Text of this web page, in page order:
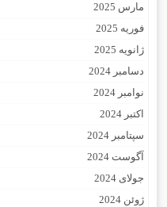
مارس 2025
فوریه 2025
ژانویه 2025
دسامبر 2024
نوامبر 2024
اکتبر 2024
سپتامبر 2024
آگوست 2024
جولای 2024
ژوئن 2024